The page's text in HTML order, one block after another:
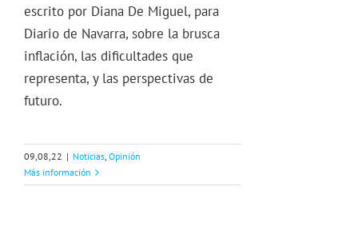
escrito por Diana De Miguel, para
Diario de Navarra, sobre la brusca
inflación, las dificultades que
representa, y las perspectivas de
futuro.
09,08,22 | Noticias, Opinión
Más información